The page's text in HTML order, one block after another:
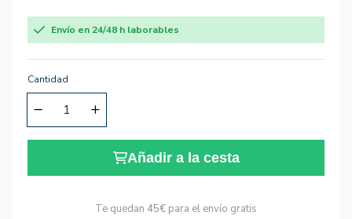
Envío en 24/48 h laborables
Cantidad
Añadir a la cesta
Te quedan 45€ para el envío gratis